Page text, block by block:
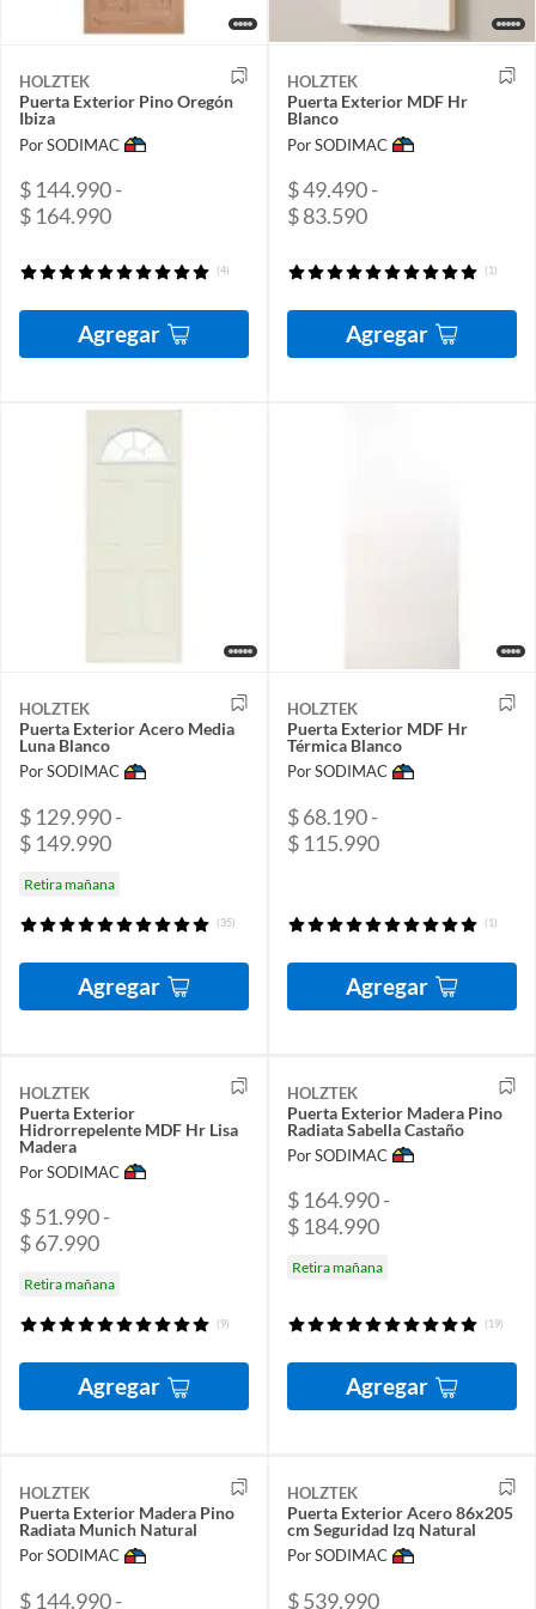
HOLZTEK
Puerta Exterior Pino Oregón
Ibiza
Por SODIMAC
$ 144.990 -
$ 164.990
(4)
Agregar
HOLZTEK
Puerta Exterior MDF Hr
Blanco
Por SODIMAC
$ 49.490 -
$ 83.590
(1)
Agregar
HOLZTEK
Puerta Exterior Acero Media
Luna Blanco
Por SODIMAC
$ 129.990 -
$ 149.990
Retira mañana
(35)
Agregar
HOLZTEK
Puerta Exterior MDF Hr
Térmica Blanco
Por SODIMAC
$ 68.190 -
$ 115.990
(1)
Agregar
HOLZTEK
Puerta Exterior
Hidrorrepelente MDF Hr Lisa
Madera
Por SODIMAC
$ 51.990 -
$ 67.990
Retira mañana
(9)
Agregar
HOLZTEK
Puerta Exterior Madera Pino
Radiata Sabella Castaño
Por SODIMAC
$ 164.990 -
$ 184.990
Retira mañana
(19)
Agregar
HOLZTEK
Puerta Exterior Madera Pino
Radiata Munich Natural
Por SODIMAC
$ 144.990 -
HOLZTEK
Puerta Exterior Acero 86x205
cm Seguridad Izq Natural
Por SODIMAC
$ 539.990